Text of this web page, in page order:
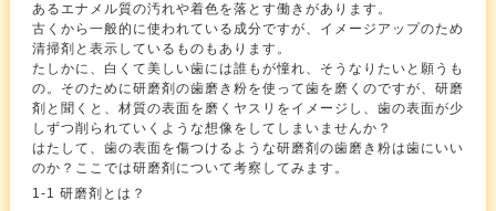
あるエナメル質の汚れや着色を落とす働きがあります。
古くから一般的に使われている成分ですが、イメージアップのため
清掃剤と表示しているものもあります。
たしかに、白くて美しい歯には誰もが憧れ、そうなりたいと願うも
の。そのために研磨剤の歯磨き粉を使って歯を磨くのですが、研磨
剤と聞くと、材質の表面を磨くヤスリをイメージし、歯の表面が少
しずつ削られていくような想像をしてしまいませんか？
はたして、歯の表面を傷つけるような研磨剤の歯磨き粉は歯にいい
のか？ここでは研磨剤について考察してみます。
1-1 研磨剤とは？